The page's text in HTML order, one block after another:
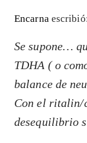
Encarna
Se supone…
TDHA ( o
balance de
Con el ritalin/
desequilibrio